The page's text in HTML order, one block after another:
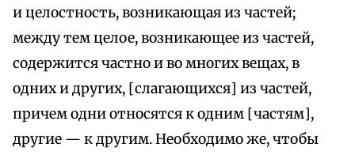
и целостность, возникающая из частей;
между тем целое, возникающее из частей,
содержится частно и во многих вещах, в
одних и других, [слагающихся] из частей,
причем одни относятся к одним [частям],
другие — к другим. Необходимо же, чтобы